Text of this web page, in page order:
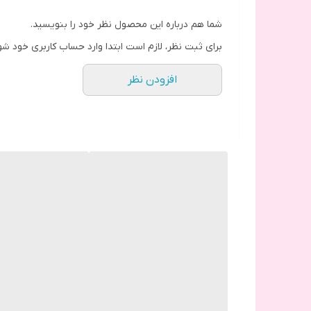
شما هم درباره این محصول نظر خود را بنویسید.
برای ثبت نظر، لازم است ابتدا وارد حساب کاربری خود
افزودن نظر